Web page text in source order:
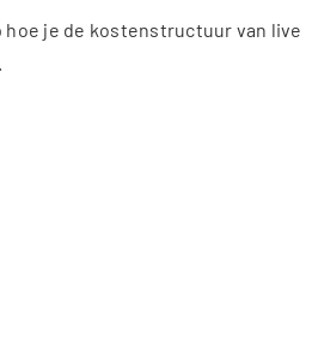
je de kostenstructuur van live